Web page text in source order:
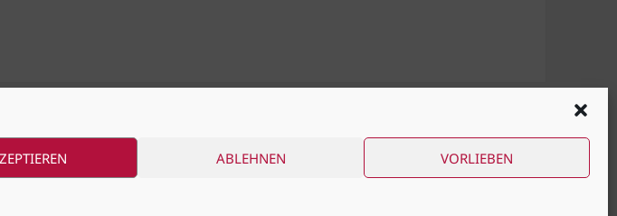
ABLEHNEN VORLIEBEN